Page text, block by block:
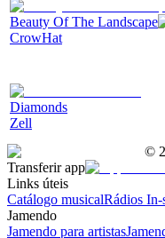
Beauty Of The Landscape
CrowHat
Diamonds
Zell
©
Transferir app
Links úteis
Catálogo musicalRádios In-
Jamendo
Jamendo para artistas